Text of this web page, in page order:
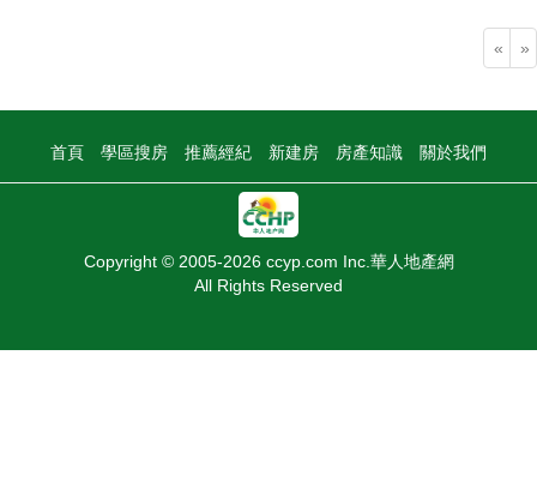
« »
首頁 學區搜房 推薦經紀 新建房 房產知識 關於我們
Copyright © 2005-2026 ccyp.com Inc.華人地產網
All Rights Reserved